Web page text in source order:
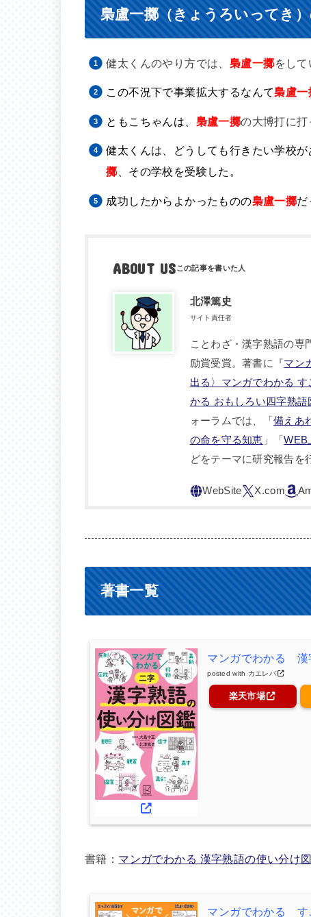
梟盧一擲（きょうろいってき
健太くんのやり方では、 梟盧一擲をして
この不況下で事業拡大するなんて梟盧一
ともこちゃんは、 梟盧一擲の大博打に打
健太くんは、どうしても行きたい学校
擲 、その学校を受験した。
成功したからよかったものの梟盧一擲だ
ABOUT US
北澤篤史
サイト責任者
ことわざ・漢字熟語の専
励賞受賞。著書に『マン
出る〉マンガでわかる
かる おもしろい四字熟語
ォーラムでは、「備えあ
の命を守る知恵 」「WEB
どをテーマに研究報告を
著書一覧
マンガでわかる 漢
posted with カエレバ
楽天市場
書籍： マンガでわかる 漢字熟語の使い分け
マンガでわかる す